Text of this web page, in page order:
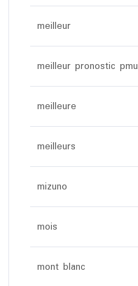
meilleur
meilleur pronostic pmu
meilleure
meilleurs
mizuno
mois
mont blanc